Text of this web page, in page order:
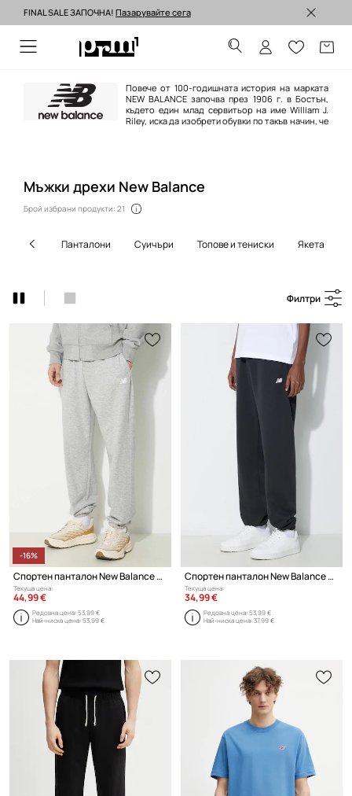
Изпращане до 24 часа >
FINAL SALE ЗАПОЧНА! Пазарувайте сега
Повече от 100-годишната история на марката
NEW BALANCE започва през 1906 г. в Бостън,
където един млад сервитьор на име William J.
Riley, иска да изобрети обувки по такъв начин, че
Мъжки дрехи New Balance
Брой избрани продукти: 21
панталони суичъри топове и тениски якета
Филтри
-16%
Спортен панталон New Balance Sport Essentials
Текуща цена:
44,99 €
Редовна цена:53,99 €
Най-ниска цена:53,99 €
Спортен панталон New Balance Essentials French Terry Jogger
Текуща цена:
34,99 €
Редовна цена:53,99 €
Най-ниска цена:37,99 €